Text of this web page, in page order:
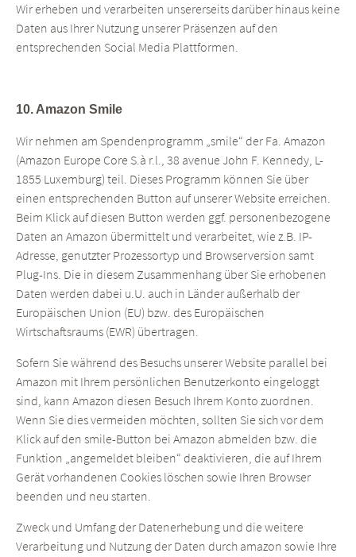
Wir erheben und verarbeiten unsererseits darüber hinaus keine
Daten aus Ihrer Nutzung unserer Präsenzen auf den
entsprechenden Social Media Plattformen.
10. Amazon Smile
Wir nehmen am Spendenprogramm „smile“ der Fa. Amazon
(Amazon Europe Core S.à r.l., 38 avenue John F. Kennedy, L-
1855 Luxemburg) teil. Dieses Programm können Sie über
einen entsprechenden Button auf unserer Website erreichen.
Beim Klick auf diesen Button werden ggf. personenbezogene
Daten an Amazon übermittelt und verarbeitet, wie z.B. IP-
Adresse, genutzter Prozessortyp und Browserversion samt
Plug-Ins. Die in diesem Zusammenhang über Sie erhobenen
Daten werden dabei u.U. auch in Länder außerhalb der
Europäischen Union (EU) bzw. des Europäischen
Wirtschaftsraums (EWR) übertragen.
Sofern Sie während des Besuchs unserer Website parallel bei
Amazon mit Ihrem persönlichen Benutzerkonto eingeloggt
sind, kann Amazon diesen Besuch Ihrem Konto zuordnen.
Wenn Sie dies vermeiden möchten, sollten Sie sich vor dem
Klick auf den smile-Button bei Amazon abmelden bzw. die
Funktion „angemeldet bleiben“ deaktivieren, die auf Ihrem
Gerät vorhandenen Cookies löschen sowie Ihren Browser
beenden und neu starten.
Zweck und Umfang der Datenerhebung und die weitere
Verarbeitung und Nutzung der Daten durch amazon sowie Ihre